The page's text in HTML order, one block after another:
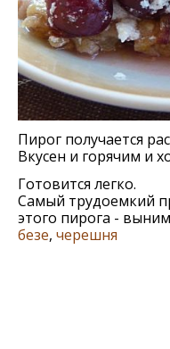
Пирог получается
Вкусен и горячим и
Готовится легко.
Самый трудоемкий
этого пирога -
безе, черешня